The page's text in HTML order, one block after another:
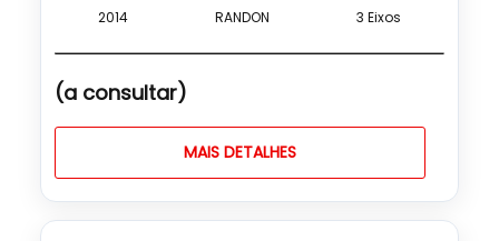
2014 RANDON 3 Eixos
(a consultar)
MAIS DETALHES